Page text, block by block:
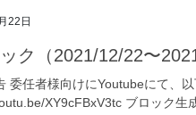
22日
ク（2021/12/22〜
委任者様向けにYoutubeにて、
XY9cFBxV3tc ブロック生